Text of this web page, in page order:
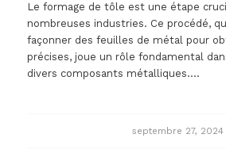
Le formage de tôle est une étape
nombreuses industries. Ce procédé,
façonner des feuilles de métal pour
précises, joue un rôle fondamental
divers composants métalliques.…
septembre 27, 2024